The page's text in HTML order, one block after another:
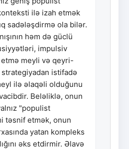
ilə izah etmək
sadələşdirmə ola bilər.
həm də güclü
impulsiv
meyli və qeyri-
istifadə
ilə əlaqəli olduğunu
Beləliklə, onun
"populist
təsnif etmək, onun
yatan kompleks
əks etdirmir. Əlavə